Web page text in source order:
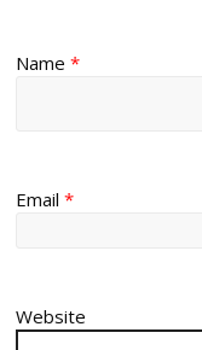
Name*
Email*
Website